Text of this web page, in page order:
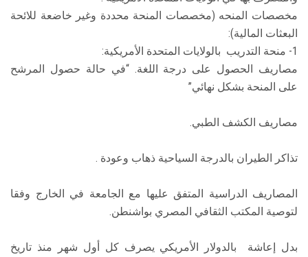
مخصصات المنحه (مخصصات المنحة محددة وغير خاضعة للائحة
البعثات المالية):
1- منحة التدريب بالولايات المتحدة الأمريكية:
مصاريف الحصول على درجة اللغة. “في حالة حصول المرشح
على المنحة بشكل نهائي”
مصاريف الكشف الطبي.
تذاكر الطيران بالدرجة السياحية ذهاب وعودة .
المصاريف الدراسية المتفق عليها مع الجامعة في الخارج وفقا
لتوصية المكتب الثقافي المصري بواشنطن.
بدل إعاشة بالدولار الأمريكي يصرف كل أول شهر منذ تاريخ